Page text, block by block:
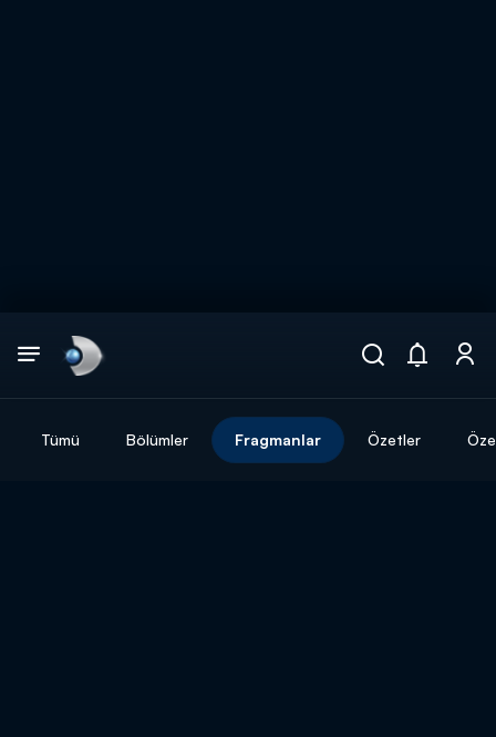
Tümü Bölümler Fragmanlar Özetler